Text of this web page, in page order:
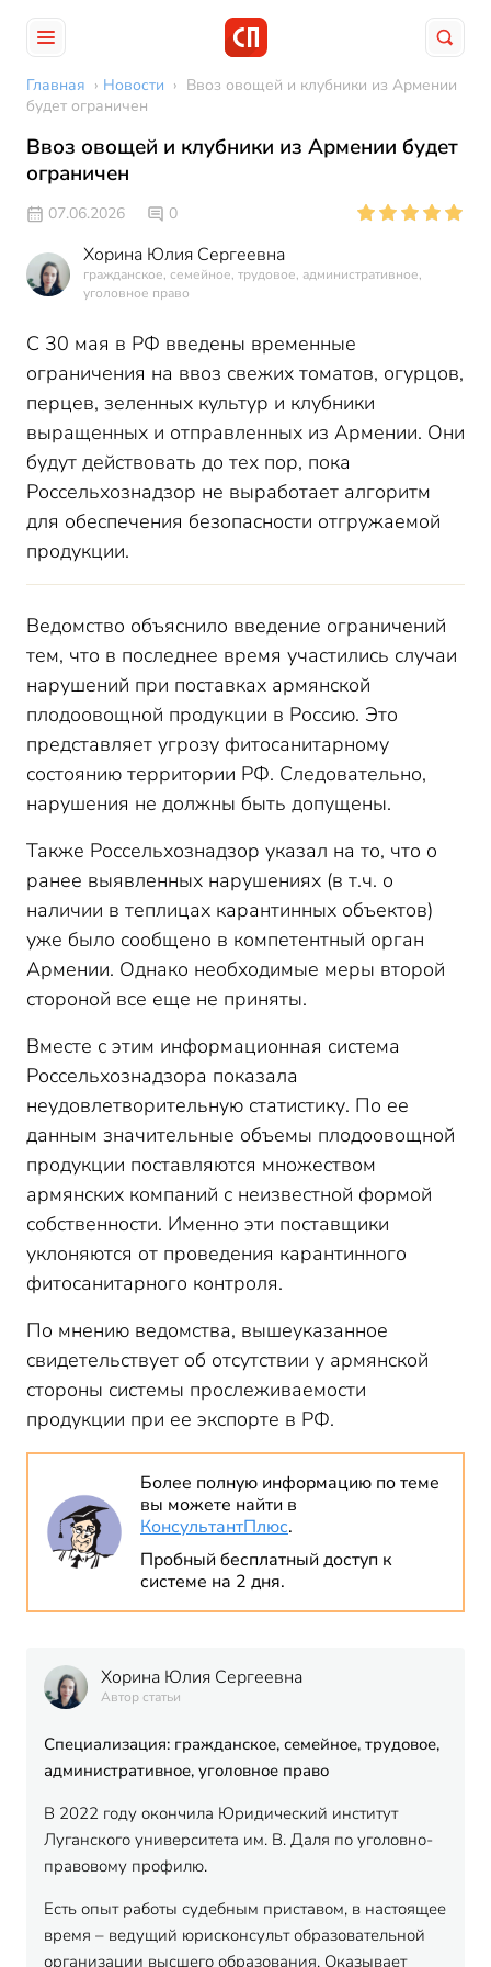
Главная › Новости › Ввоз овощей и клубники из Армении
будет ограничен
Ввоз овощей и клубники из Армении будет
ограничен
07.06.2026 0
Хорина Юлия Сергеевна
гражданское, семейное, трудовое, административное,
уголовное право
С 30 мая в РФ введены временные
ограничения на ввоз свежих томатов, огурцов,
перцев, зеленных культур и клубники
выращенных и отправленных из Армении. Они
будут действовать до тех пор, пока
Россельхознадзор не выработает алгоритм
для обеспечения безопасности отгружаемой
продукции.
Ведомство объяснило введение ограничений
тем, что в последнее время участились случаи
нарушений при поставках армянской
плодоовощной продукции в Россию. Это
представляет угрозу фитосанитарному
состоянию территории РФ. Следовательно,
нарушения не должны быть допущены.
Также Россельхознадзор указал на то, что о
ранее выявленных нарушениях (в т.ч. о
наличии в теплицах карантинных объектов)
уже было сообщено в компетентный орган
Армении. Однако необходимые меры второй
стороной все еще не приняты.
Вместе с этим информационная система
Россельхознадзора показала
неудовлетворительную статистику. По ее
данным значительные объемы плодоовощной
продукции поставляются множеством
армянских компаний с неизвестной формой
собственности. Именно эти поставщики
уклоняются от проведения карантинного
фитосанитарного контроля.
По мнению ведомства, вышеуказанное
свидетельствует об отсутствии у армянской
стороны системы прослеживаемости
продукции при ее экспорте в РФ.
Более полную информацию по теме
вы можете найти в
КонсультантПлюс.
Пробный бесплатный доступ к
системе на 2 дня.
Хорина Юлия Сергеевна
Автор статьи
Специализация: гражданское, семейное, трудовое,
административное, уголовное право
В 2022 году окончила Юридический институт
Луганского университета им. В. Даля по уголовно-
правовому профилю.
Есть опыт работы судебным приставом, в настоящее
время – ведущий юрисконсульт образовательной
организации высшего образования. Оказывает